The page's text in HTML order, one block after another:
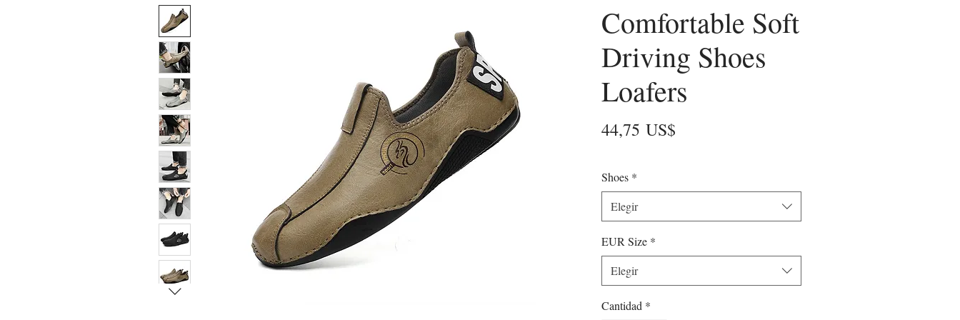
Comfortable Soft
Driving Shoes
Loafers
44,75 US$
Shoes *
Elegir
EUR Size *
Elegir
Cantidad *